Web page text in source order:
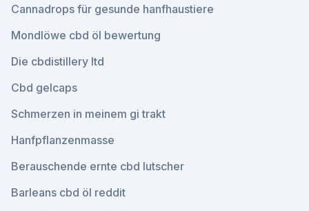
Cannadrops für gesunde hanfhaustiere
Mondlöwe cbd öl bewertung
Die cbdistillery ltd
Cbd gelcaps
Schmerzen in meinem gi trakt
Hanfpflanzenmasse
Berauschende ernte cbd lutscher
Barleans cbd öl reddit